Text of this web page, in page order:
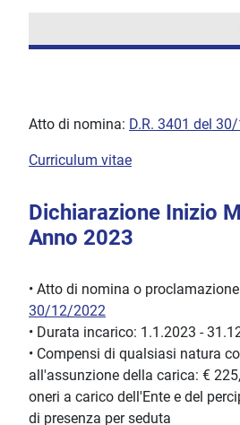
Atto di nomina: D.R. 3401 del
Curriculum vitae
Dichiarazione Inizio
Anno 2023
• Atto di nomina o
30/12/2022
• Durata incarico: 1.1.2023 -
• Compensi di qualsiasi natura
all'assunzione della carica: €
oneri a carico dell'Ente e del
di presenza per seduta